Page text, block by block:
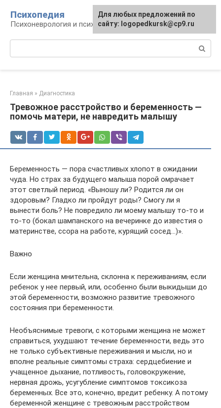
контенту
Психопедия
Психоневрология и психиатрия
Главная » Диагностика
Тревожное расстройство и беременность —
помочь матери, не навредить малышу
Беременность — пора счастливых хлопот в ожидании
чуда. Но страх за будущего малыша порой омрачает
этот светлый период. «Выношу ли? Родится ли он
здоровым? Гладко ли пройдут роды? Смогу ли я
вынести боль? Не повредило ли моему малышу то-то и
то-то (бокал шампанского на вечеринке до известия о
материнстве, ссора на работе, курящий сосед…)».
Важно
Если женщина мнительна, склонна к переживаниям, если
ребенок у нее первый, или, особенно были выкидыши до
этой беременности, возможно развитие тревожного
состояния при беременности.
Необъяснимые тревоги, с которыми женщина не может
справиться, ухудшают течение беременности, ведь это
не только субъективные переживания и мысли, но и
вполне реальные симптомы страха: сердцебиение и
учащенное дыхание, потливость, головокружение,
нервная дрожь, усугубление симптомов токсикоза
беременных. Все это, конечно, вредит ребенку. А потому
беременной женщине с тревожным расстройством
Для любых предложений по
сайту: logopedkursk@cp9.ru